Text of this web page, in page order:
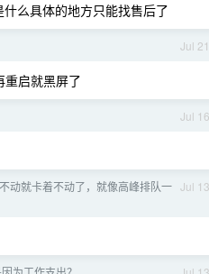
么具体的地方只能找售后了
Jul 21
重启就黑屏了
Jul 16
Jul 13
动就卡着不动了，就像高峰排队一